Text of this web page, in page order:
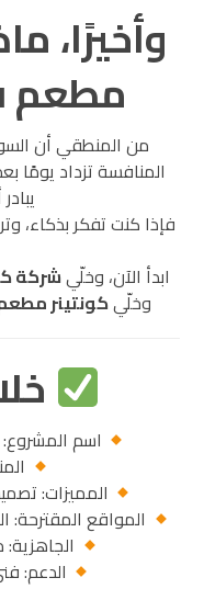
وأخيرًا،
مطعم
من المنطقي أن
المنافسة تزداد يومًا
فإذا كنت تفكر بذكاء،
ابدأ الآن، وخلّيشركة
وخلّيكونتينر
اسم
المميزات:
المواقع المقترحة:
الدعم: